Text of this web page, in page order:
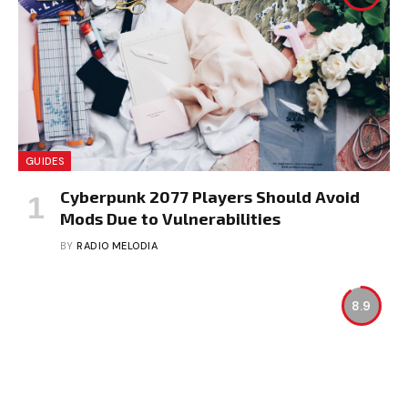
GUIDES
Cyberpunk 2077 Players Should Avoid
Mods Due to Vulnerabilities
BY RADIO MELODIA
8.9